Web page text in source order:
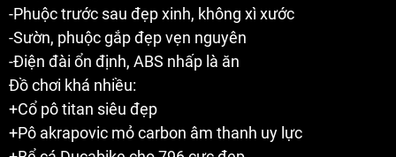
-Phuộc trước sau đẹp xinh, không xì xước
-Sườn, phuộc gắp đẹp vẹn nguyên
-Điện đài ổn định, ABS nhấp là ăn
Đồ chơi khá nhiều:
+Cổ pô titan siêu đẹp
+Pô akrapovic mỏ carbon âm thanh uy lực